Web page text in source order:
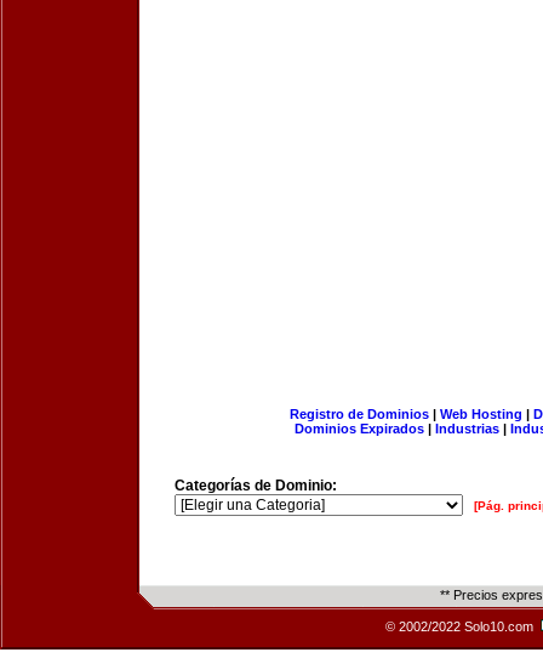
Registro de Dominios| Web Hosting |
Dominios Expirados | Industrias |
Categorías de Dominio:
[Pág.
** Precios
© 2002/2022 Solo10.com